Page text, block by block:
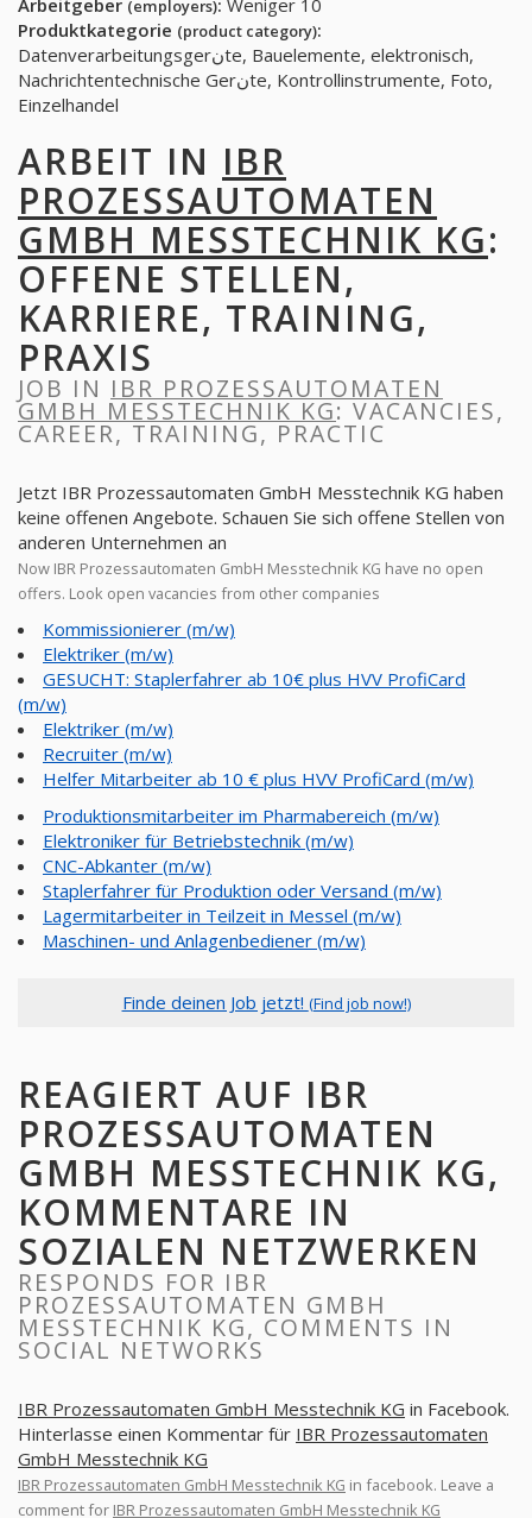
Arbeitgeber (employers): Weniger 10
Produktkategorie (product category):
Datenverarbeitungsgerنte, Bauelemente, elektronisch,
Nachrichtentechnische Gerنte, Kontrollinstrumente, Foto,
Einzelhandel
ARBEIT IN IBR
PROZESSAUTOMATEN
GMBH MESSTECHNIK KG:
OFFENE STELLEN,
KARRIERE, TRAINING,
PRAXIS
JOB IN IBR PROZESSAUTOMATEN
GMBH MESSTECHNIK KG: VACANCIES,
CAREER, TRAINING, PRACTIC
Jetzt IBR Prozessautomaten GmbH Messtechnik KG haben
keine offenen Angebote. Schauen Sie sich offene Stellen von
anderen Unternehmen an
Now IBR Prozessautomaten GmbH Messtechnik KG have no open
offers. Look open vacancies from other companies
Kommissionierer (m/w)
Elektriker (m/w)
GESUCHT: Staplerfahrer ab 10€ plus HVV ProfiCard
(m/w)
Elektriker (m/w)
Recruiter (m/w)
Helfer Mitarbeiter ab 10 € plus HVV ProfiCard (m/w)
Produktionsmitarbeiter im Pharmabereich (m/w)
Elektroniker für Betriebstechnik (m/w)
CNC-Abkanter (m/w)
Staplerfahrer für Produktion oder Versand (m/w)
Lagermitarbeiter in Teilzeit in Messel (m/w)
Maschinen- und Anlagenbediener (m/w)
Finde deinen Job jetzt! (Find job now!)
REAGIERT AUF IBR
PROZESSAUTOMATEN
GMBH MESSTECHNIK KG,
KOMMENTARE IN
SOZIALEN NETZWERKEN
RESPONDS FOR IBR
PROZESSAUTOMATEN GMBH
MESSTECHNIK KG, COMMENTS IN
SOCIAL NETWORKS
IBR Prozessautomaten GmbH Messtechnik KG in Facebook.
Hinterlasse einen Kommentar für IBR Prozessautomaten
GmbH Messtechnik KG
IBR Prozessautomaten GmbH Messtechnik KG in facebook. Leave a
comment for IBR Prozessautomaten GmbH Messtechnik KG